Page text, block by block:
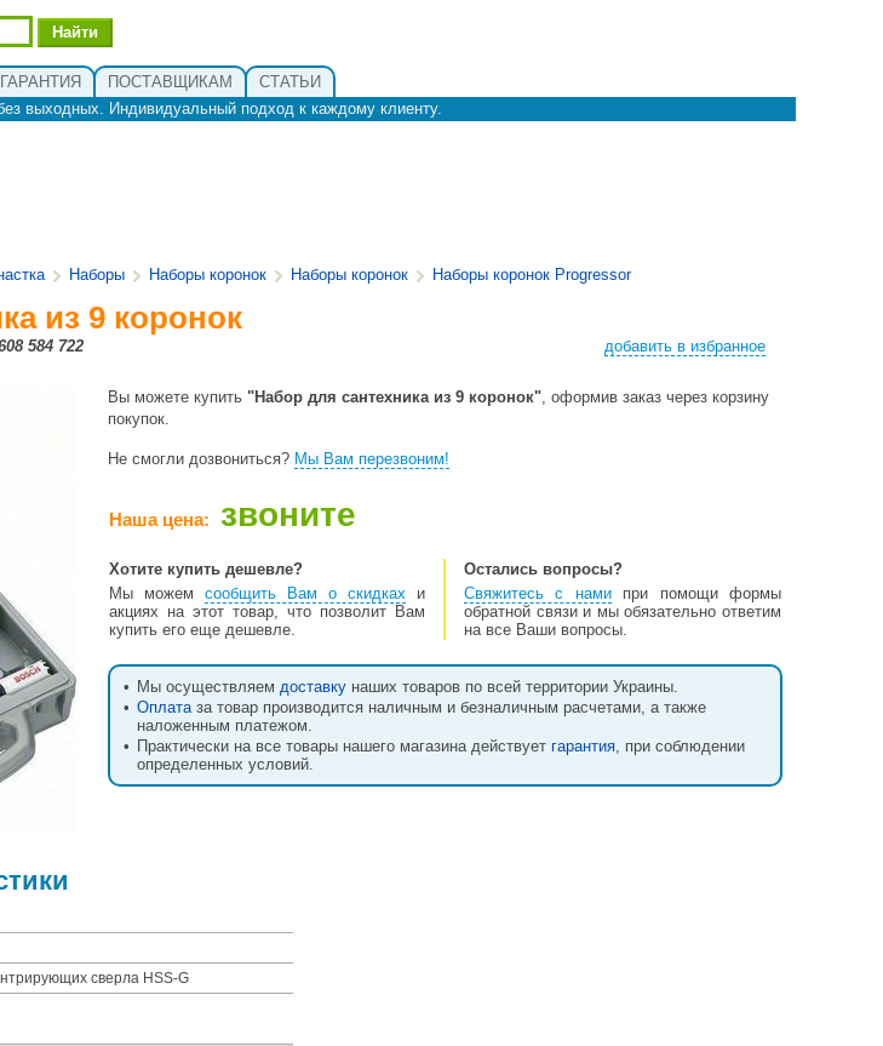
ГАРАНТИЯ ПОСТАВЩИКАМ
СТАТЬИ
выходных. Индивидуальный подход к каждому клиенту.
Наборы Наборы коронок Наборы коронок Наборы коронок Progressor
из 9 коронок
584 722 добавить в избранное
Вы можете купить "Набор для сантехника из 9 коронок", оформив заказ через корзину
покупок.
Не смогли дозвониться? Мы Вам перезвоним!
Наша цена: звоните
Хотите купить дешевле?
Мы можем сообщить Вам о скидках и
акциях на этот товар, что позволит Вам
купить его еще дешевле.
Остались вопросы?
Свяжитесь с намипри помощи формы
обратной связи и мы обязательно ответим
на все Ваши вопросы.
• Мы осуществляем доставку наших товаров по всей территории Украины.
• Оплатаза товар производится наличным и безналичным расчетами, а также
наложенным платежом.
• Практически на все товары нашего магазина действует гарантия, при соблюдении
определенных условий.
сверла HSS-G